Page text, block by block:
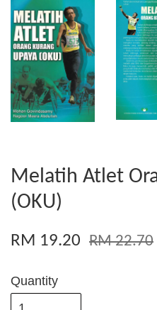
Melatih Atlet
(OKU)
RM 19.20 RM 22.70
Quantity